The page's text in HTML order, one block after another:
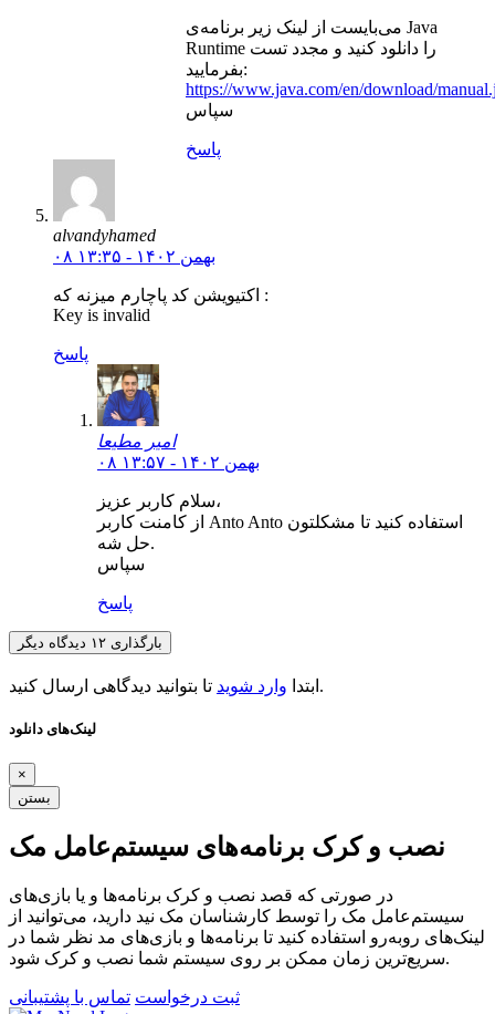
می‌بایست از لینک زیر برنامه‌ی Java
Runtime را دانلود کنید و مجدد تست
بفرمایید:
https://www.java.com/en/download/
سپاس
پاسخ
alvandyhamed
۰۸ بهمن ۱۴۰۲ - ۱۳:۳۵
اکتیویشن کد پاچارم میزنه که :
Key is invalid
پاسخ
امیر مطیعا
۰۸ بهمن ۱۴۰۲ - ۱۳:۵۷
سلام کاربر عزیز،
از کامنت کاربر Anto Anto استفاده کنید تا مشکلتون
حل شه.
سپاس
پاسخ
بارگذاری ۱۲ دیدگاه دیگر
ابتدا وارد شوید تا بتوانید دیدگاهی ارسال کنید.
لینک‌های دانلود
×
بستن
نصب و کرک برنامه‌های سیستم‌عامل مک
در صورتی که قصد نصب و کرک برنامه‌ها و یا بازی‌های
سیستم‌عامل مک را توسط کارشناسان مک نید دارید، می‌توانید از
لینک‌های رو‌به‌رو استفاده کنید تا برنامه‌ها و بازی‌های مد نظر شما در
سریع‌ترین زمان ممکن بر روی سیستم شما نصب و کرک شود.
ثبت درخواست تماس با پشتیبانی